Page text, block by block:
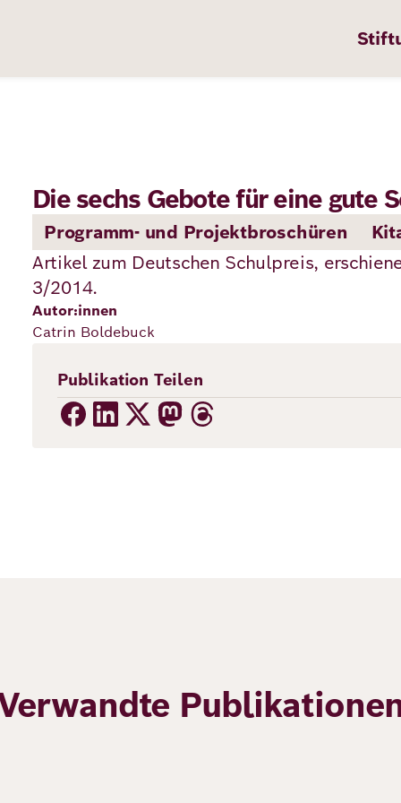
Die sechs Gebote für eine gute
Programm- und Projektbroschüren
Artikel zum Deutschen Schulpreis,
3/2014.
Autor:innen
Catrin Boldebuck
Publikation Teilen